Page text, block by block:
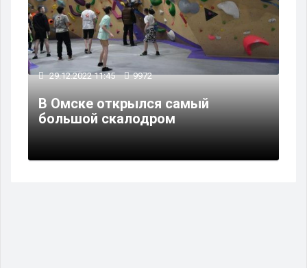
29.12.2022 11:45 9972
В Омске открылся самый
большой скалодром